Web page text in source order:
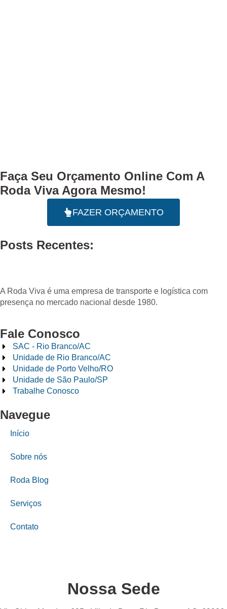
Faça Seu Orçamento Online Com A
Roda Viva Agora Mesmo!
FAZER ORÇAMENTO
Posts Recentes:
A Roda Viva é uma empresa de transporte e logística com
presença no mercado nacional desde 1980.
Fale Conosco
SAC - Rio Branco/AC
Unidade de Rio Branco/AC
Unidade de Porto Velho/RO
Unidade de São Paulo/SP
Trabalhe Conosco
Navegue
Início
Sobre nós
Roda Blog
Serviços
Contato
Nossa Sede